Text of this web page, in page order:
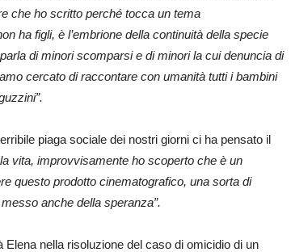
che ho scritto perché tocca un tema
ha figli, è l’embrione della continuità della specie
di minori scomparsi e di minori la cui denuncia di
cercato di raccontare con umanità tutti i bambini
piaga sociale dei nostri giorni ci ha pensato il
vita, improvvisamente ho scoperto che è un
questo prodotto cinematografico, una sorta di
anche della speranza”.
nella risoluzione del caso di omicidio di un